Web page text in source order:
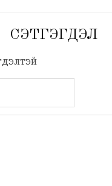
СЭТГЭГДЭЛ